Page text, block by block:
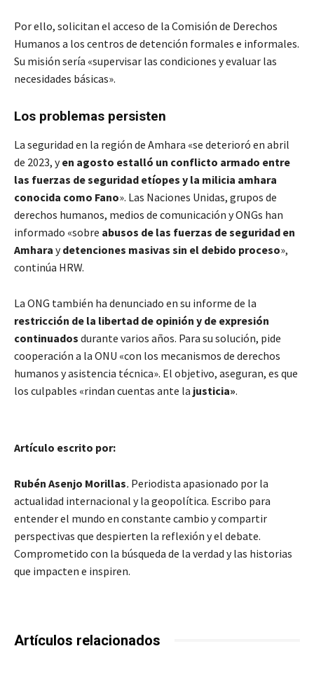
Por ello, solicitan el acceso de la Comisión de Derechos
Humanos a los centros de detención formales e informales.
Su misión sería «supervisar las condiciones y evaluar las
necesidades básicas».
Los problemas persisten
La seguridad en la región de Amhara «se deterioró en abril
de 2023, yen agosto estalló un conflicto armado entre
las fuerzas de seguridad etíopes y la milicia amhara
conocida como Fano». Las Naciones Unidas, grupos de
derechos humanos, medios de comunicación y ONGs han
informado «sobre abusos de las fuerzas de seguridad en
Amhara ydetenciones masivas sin el debido proceso»,
continúa HRW.
La ONG también ha denunciado en su informe de la
restricción de la libertad de opinión y de expresión
continuados durante varios años. Para su solución, pide
cooperación a la ONU «con los mecanismos de derechos
humanos y asistencia técnica». El objetivo, aseguran, es que
los culpables «rindan cuentas ante la justicia».
Artículo escrito por:
Rubén Asenjo Morillas. Periodista apasionado por la
actualidad internacional y la geopolítica. Escribo para
entender el mundo en constante cambio y compartir
perspectivas que despierten la reflexión y el debate.
Comprometido con la búsqueda de la verdad y las historias
que impacten e inspiren.
Artículos relacionados